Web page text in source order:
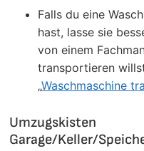
Falls du eine
hast, lasse sie
von einem
transportieren
„Waschmaschine
Garage/Keller/